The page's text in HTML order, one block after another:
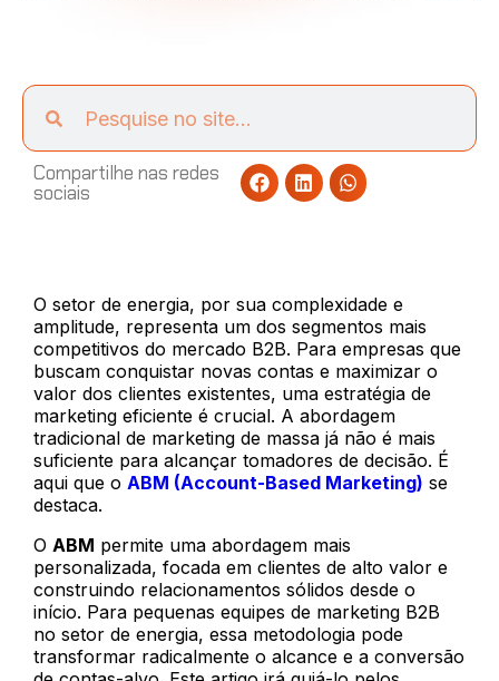
Compartilhe nas redes
sociais
O setor de energia, por sua complexidade e
amplitude, representa um dos segmentos mais
competitivos do mercado B2B. Para empresas que
buscam conquistar novas contas e maximizar o
valor dos clientes existentes, uma estratégia de
marketing eficiente é crucial. A abordagem
tradicional de marketing de massa já não é mais
suficiente para alcançar tomadores de decisão. É
aqui que o ABM (Account-Based Marketing) se
destaca.
O ABM permite uma abordagem mais
personalizada, focada em clientes de alto valor e
construindo relacionamentos sólidos desde o
início. Para pequenas equipes de marketing B2B
no setor de energia, essa metodologia pode
transformar radicalmente o alcance e a conversão